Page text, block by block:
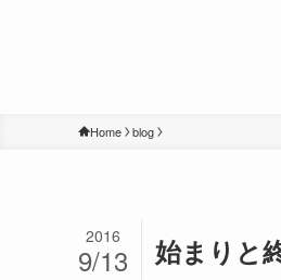
Home blog
始まりと
2016
9/13